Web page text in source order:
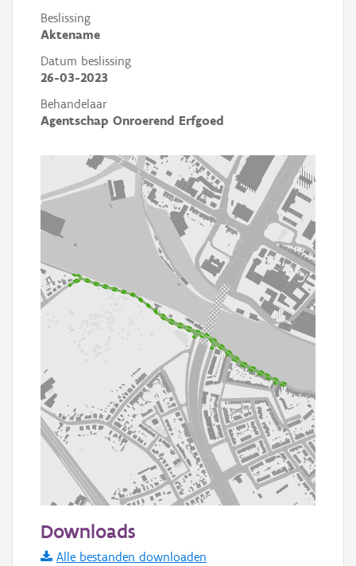
Beslissing
Aktename
Datum beslissing
26-03-2023
Behandelaar
Agentschap Onroerend Erfgoed
Informatie Vlaanderen
Downloads
Alle bestanden downloaden